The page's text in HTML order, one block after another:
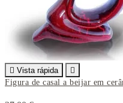
 Vista rápida

Figura de casal a beijar em